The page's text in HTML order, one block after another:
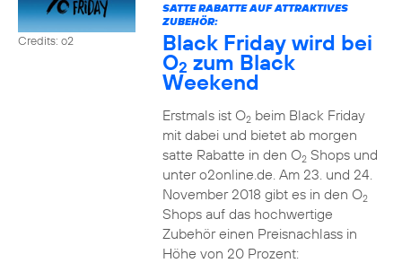
Credits: o2
SATTE RABATTE AUF ATTRAKTIVES
ZUBEHÖR:
Black Friday wird bei
O2 zum Black
Weekend
Erstmals ist O2beim Black Friday
mit dabei und bietet ab morgen
satte Rabatte in den O2Shops und
unter o2online.de. Am 23. und 24.
November 2018 gibt es in den O2
Shops auf das hochwertige
Zubehör einen Preisnachlass in
Höhe von 20 Prozent: